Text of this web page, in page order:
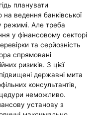
планувати
ведення банківської
режимі. Але треба
у фінансовому секторі
та серйозність
спрямовані
ризиків. З цієї
державні мита
консультантів,
неможливо.
установу з